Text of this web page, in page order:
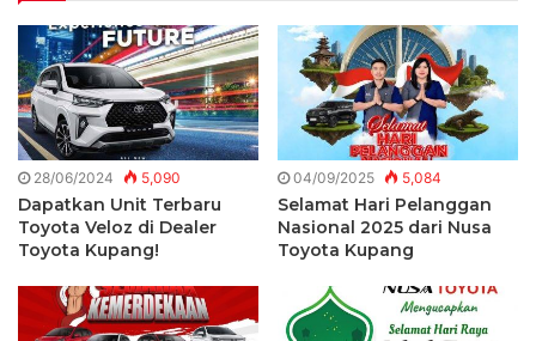
28/06/2024 5,090
Dapatkan Unit Terbaru
Toyota Veloz di Dealer
Toyota Kupang!
04/09/2025 5,084
Selamat Hari Pelanggan
Nasional 2025 dari Nusa
Toyota Kupang